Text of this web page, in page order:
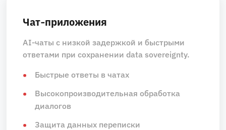
Чат‑приложения
AI‑чаты с низкой задержкой и быстрыми
ответами при сохранении data sovereignty.
Быстрые ответы в чатах
Высокопроизводительная обработка
диалогов
Защита данных переписки